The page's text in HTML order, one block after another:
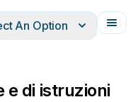
An Option
e di istruzioni